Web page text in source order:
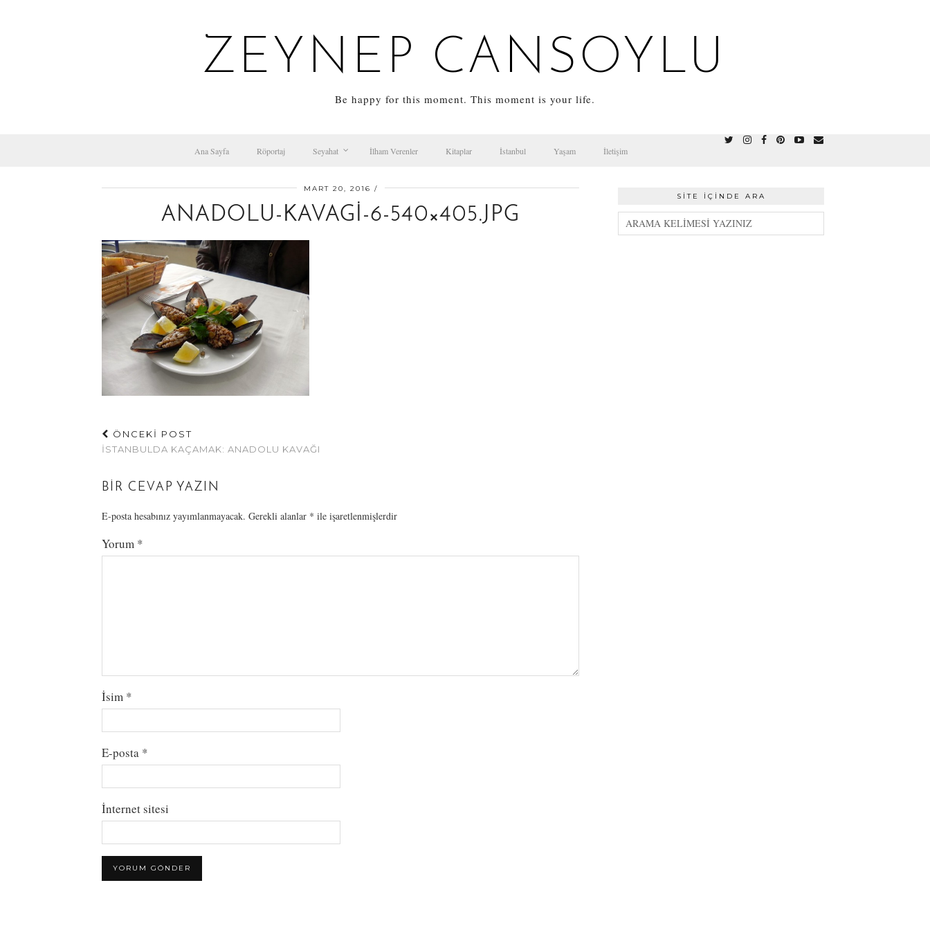
ZEYNEP CANSOYLU
Be happy for this moment. This moment is your life.
Ana Sayfa Röportaj Seyahat İlham Verenler Kitaplar İstanbul Yaşam İletişim
MART 20, 2016
ANADOLU-KAVAGI-6-540×405.JPG
ÖNCEKİ POST
İSTANBULDA KAÇAMAK: ANADOLU KAVAĞI
BIR CEVAP YAZIN
E-posta hesabınız yayımlanmayacak. Gerekli alanlar * ile işaretlenmişlerdir
Yorum *
İsim *
E-posta *
İnternet sitesi
SITE İÇINDE ARA